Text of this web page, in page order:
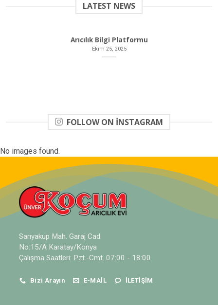
LATEST NEWS
Arıcılık Bilgi Platformu
Ekim 25, 2025
FOLLOW ON INSTAGRAM
No images found.
Sarıyakup Mah. Garaj Cad.
No:15/A Karatay/Konya
Çalışma Saatleri: Pzt.-Cmt. 07:00 - 18:00
Bizi Arayın E-MAIL İLETIŞIM